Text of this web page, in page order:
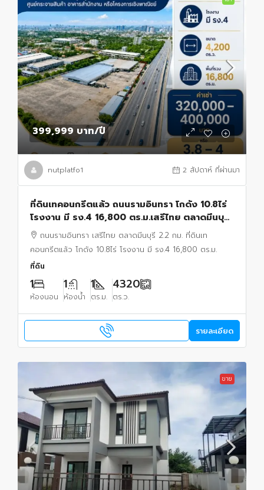
399,999 บาท/ปี
nutplatfo1 2 สัปดาห์ ที่ผ่านมา
ที่ดินเทคอนกรีตแล้ว ถนนรามอินทรา โกดัง 10.8ไร่
โรงงาน มี รง.4 16,800 ตร.ม.เสรีไทย ตลาดมีนบุรี
2.2 กม.
ถนนรามอินทรา เสรีไทย ตลาดมีนบุรี 2.2 กม. ที่ดินเท
คอนกรีตแล้ว โกดัง 10.8ไร่ โรงงาน มี รง.4 16,800 ตร.ม.
ที่ดิน
1
ห้องนอน
1
ห้องน้ำ
1
ตร.ม.
4320
ตร.ว.
รายละเอียด
ขาย